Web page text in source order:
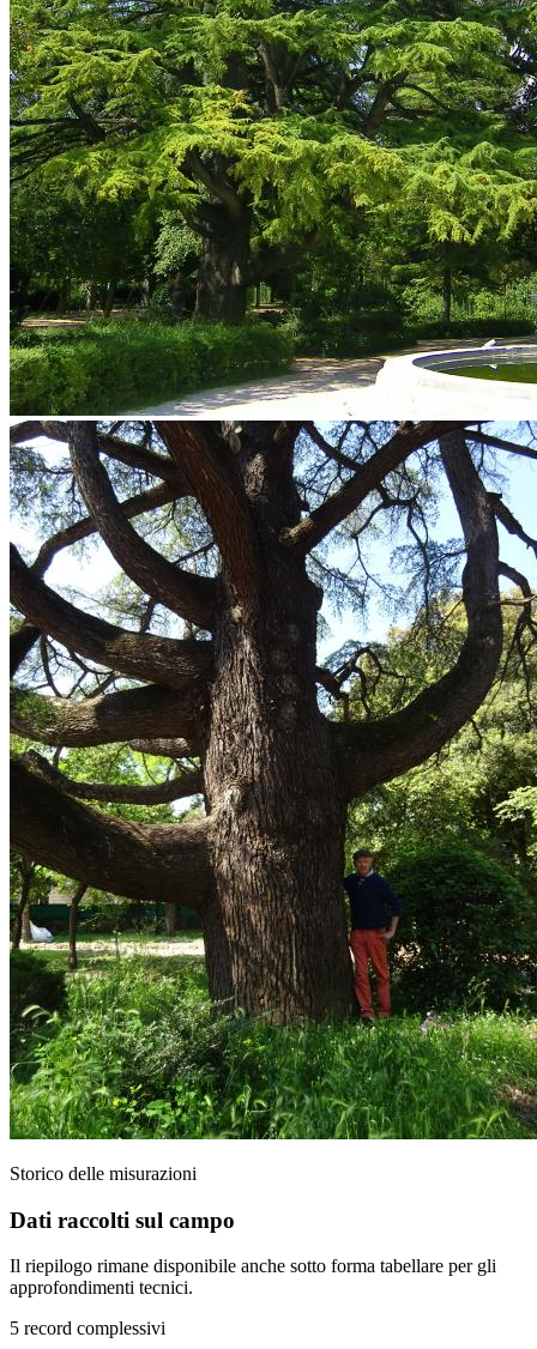
Storico delle misurazioni
Dati raccolti sul campo
Il riepilogo rimane disponibile anche sotto forma tabellare per gli
approfondimenti tecnici.
5 record complessivi